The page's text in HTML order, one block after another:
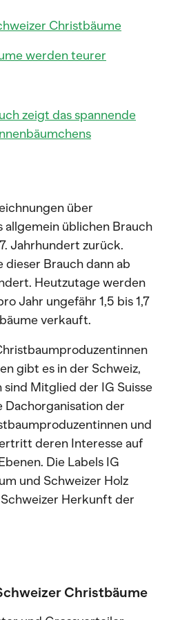
Christbäume
werden teurer
zeigt das spannende
über
allgemein üblichen Brauch
Jahrhundert zurück.
Brauch dann ab
Heutzutage werden
Jahr ungefähr 1,5 bis 1,7
verkauft.
gibt es in der Schweiz,
Mitglied der IG Suisse
Dachorganisation der
und
deren Interesse auf
Die Labels IG
und Schweizer Holz
Herkunft der
Christbäume